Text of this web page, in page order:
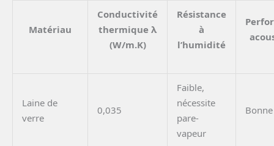
Matériau
Conductivité
thermique λ
(W/m.K)
Résistance
à
l’humidité
Laine de
verre
0,035
Faible,
nécessite
pare-
vapeur
Bonne